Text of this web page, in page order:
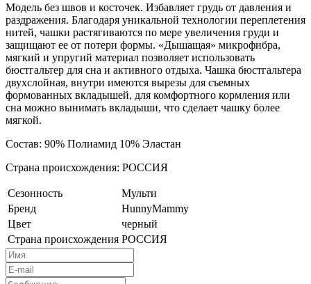
Модель без швов и косточек. Избавляет грудь от давления и
раздражения. Благодаря уникальной технологии переплетения
нитей, чашки растягиваются по мере увеличения груди и
защищают ее от потери формы. «Дышащая» микрофибра,
мягкий и упругий материал позволяет использовать
бюстгальтер для сна и активного отдыха. Чашка бюстгальтера
двухслойная, внутри имеются вырезы для съемных
формованных вкладышей, для комфортного кормления или
сна можно вынимать вкладыши, что сделает чашку более
мягкой.
Состав: 90% Полиамид 10% Эластан
Страна происхождения: РОССИЯ
Сезонность
Мульти
Бренд
HunnyMammy
Цвет
черный
Страна происхождения РОССИЯ